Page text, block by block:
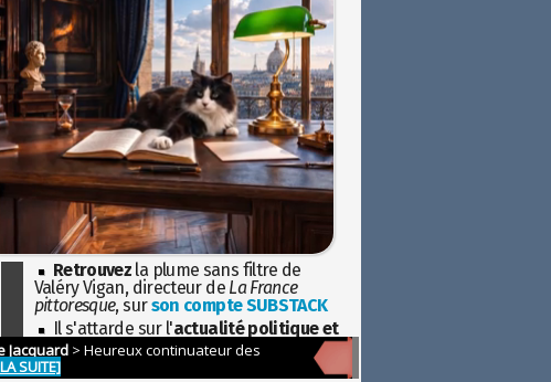
Retrouvez la plume sans filtre de
Valéry Vigan, directeur de La France
pittoresque, surson compte SUBSTACK
Il s'attarde sur l'actualité politique et
sociétaleavec la hauteur de vue de
l'Histoire